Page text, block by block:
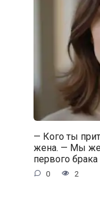
— Кого ты
жена. — Мы же
первого
0 2